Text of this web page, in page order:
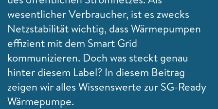
wesentlicher Verbraucher, ist es zwecks
Netzstabilität wichtig, dass Wärmepumpen
effizient mit dem Smart Grid
kommunizieren. Doch was steckt genau
hinter diesem Label? In diesem Beitrag
zeigen wir alles Wissenswerte zur SG-Ready
Wärmepumpe.